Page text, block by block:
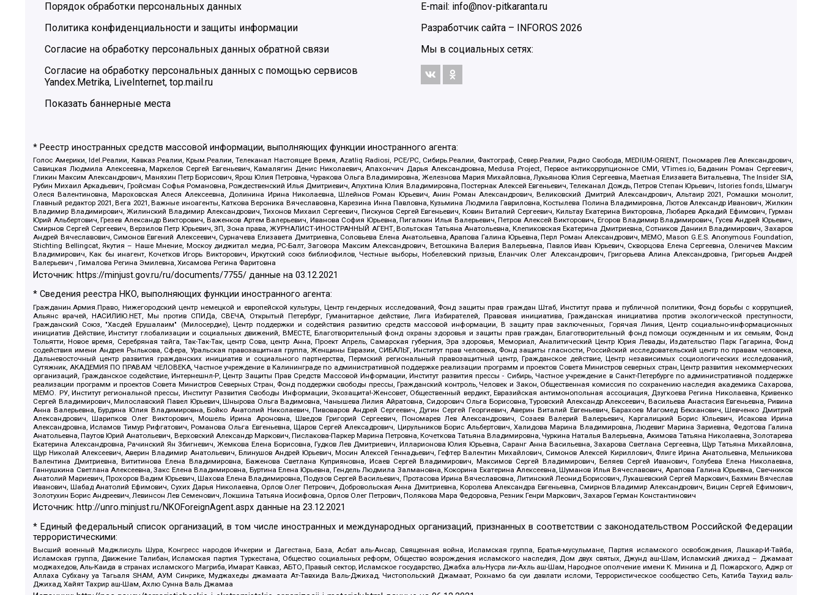
Порядок обработки персональных данных
Политика конфиденциальности и защиты информации
Согласие на обработку персональных данных обратной связи
Согласие на обработку персональных данных с помощью сервисов
Yandex.Metrika, LiveInternet, top.mail.ru
Показать баннерные места
E-mail: info@nov-pitkaranta.ru
Разработчик сайта – INFOROS 2026
Мы в социальных сетях:
* Реестр иностранных средств массовой информации, выполняющих функции иностранного агента:
Голос Америки, Idel.Реалии, Кавказ.Реалии, Крым.Реалии, Телеканал Настоящее Время, Azatliq Radiosi, PCE/PC, Сибирь.Реалии, Фактограф, Север.Реалии, Радио Свобода, MEDIUM-ORIENT, Пономарев Лев Александрович,
Савицкая Людмила Алексеевна, Маркелов Сергей Евгеньевич, Камалягин Денис Николаевич, Апахончич Дарья Александровна, Medusa Project, Первое антикоррупционное СМИ, VTimes.io, Баданин Роман Сергеевич,
Гликин Максим Александрович, Маняхин Петр Борисович, Ярош Юлия Петровна, Чуракова Ольга Владимировна, Железнова Мария Михайловна, Лукьянова Юлия Сергеевна, Маетная Елизавета Витальевна, The Insider SIA,
Рубин Михаил Аркадьевич, Гройсман Софья Романовна, Рождественский Илья Дмитриевич, Апухтина Юлия Владимировна, Постернак Алексей Евгеньевич, Телеканал Дождь, Петров Степан Юрьевич, Istories fonds, Шмагун
Олеся Валентиновна, Мароховская Алеся Алексеевна, Долинина Ирина Николаевна, Шлейнов Роман Юрьевич, Анин Роман Александрович, Великовский Дмитрий Александрович, Альтаир 2021, Ромашки монолит,
Главный редактор 2021, Вега 2021, Важные иноагенты, Каткова Вероника Вячеславовна, Карезина Инна Павловна, Кузьмина Людмила Гавриловна, Костылева Полина Владимировна, Лютов Александр Иванович, Жилкин
Владимир Владимирович, Жилинский Владимир Александрович, Тихонов Михаил Сергеевич, Пискунов Сергей Евгеньевич, Ковин Виталий Сергеевич, Кильтау Екатерина Викторовна, Любарев Аркадий Ефимович, Гурман
Юрий Альбертович, Грезев Александр Викторович, Важенков Артем Валерьевич, Иванова София Юрьевна, Пигалкин Илья Валерьевич, Петров Алексей Викторович, Егоров Владимир Владимирович, Гусев Андрей Юрьевич,
Смирнов Сергей Сергеевич, Верзилов Петр Юрьевич, ЗП, Зона права, ЖУРНАЛИСТ-ИНОСТРАННЫЙ АГЕНТ, Вольтская Татьяна Анатольевна, Клепиковская Екатерина Дмитриевна, Сотников Даниил Владимирович, Захаров
Андрей Вячеславович, Симонов Евгений Алексеевич, Сурначева Елизавета Дмитриевна, Соловьева Елена Анатольевна, Арапова Галина Юрьевна, Перл Роман Александрович, МЕМО, Mason G.E.S. Anonymous Foundation,
Stichting Bellingcat, Якутия – Наше Мнение, Москоу диджитал медиа, РС-Балт, Заговора Максим Александрович, Ветошкина Валерия Валерьевна, Павлов Иван Юрьевич, Скворцова Елена Сергеевна, Оленичев Максим
Владимирович, Как бы инагент, Кочетков Игорь Викторович, Иркутский союз библиофилов, Честные выборы, Нобелевский призыв, Еланчик Олег Александрович, Григорьева Алина Александровна, Григорьев Андрей
Валерьевич , Гималова Регина Эмилевна, Хисамова Регина Фаритовна
Источник: https://minjust.gov.ru/ru/documents/7755/ данные на03.12.2021
* Сведения реестра НКО, выполняющих функции иностранного агента:
Гражданин.Армия.Право, Нижегородский центр немецкой и европейской культуры, Центр гендерных исследований, Фонд защиты прав граждан Штаб, Институт права и публичной политики, Фонд борьбы с коррупцией,
Альянс врачей, НАСИЛИЮ.НЕТ, Мы против СПИДа, СВЕЧА, Открытый Петербург, Гуманитарное действие, Лига Избирателей, Правовая инициатива, Гражданская инициатива против экологической преступности,
Гражданский Союз, "Хасдей Ерушалаим" (Милосердие), Центр поддержки и содействия развитию средств массовой информации, В защиту прав заключенных, Горячая Линия, Центр социально-информационных
инициатив Действие, Институт глобализации и социальных движений, ВМЕСТЕ, Благотворительный фонд охраны здоровья и защиты прав граждан, Благотворительный фонд помощи осужденным и их семьям, Фонд
Тольятти, Новое время, Серебряная тайга, Так-Так-Так, центр Сова, центр Анна, Проект Апрель, Самарская губерния, Эра здоровья, Мемориал, Аналитический Центр Юрия Левады, Издательство Парк Гагарина, Фонд
содействия имени Андрея Рылькова, Сфера, Уральская правозащитная группа, Женщины Евразии, СИБАЛЬТ, Институт прав человека, Фонд защиты гласности, Российский исследовательский центр по правам человека,
Дальневосточный центр развития гражданских инициатив и социального партнерства, Пермский региональный правозащитный центр, Гражданское действие, Центр независимых социологических исследований,
Сутяжник, АКАДЕМИЯ ПО ПРАВАМ ЧЕЛОВЕКА, Частное учреждение в Калининграде по административной поддержке реализации программ и проектов Совета Министров северных стран, Центр развития некоммерческих
организаций, Гражданское содействие, Интернешнл-Р, Центр Защиты Прав Средств Массовой Информации, Институт развития прессы - Сибирь, Частное учреждение в Санкт-Петербурге по административной поддержке
реализации программ и проектов Совета Министров Северных Стран, Фонд поддержки свободы прессы, Гражданский контроль, Человек и Закон, Общественная комиссия по сохранению наследия академика Сахарова,
МЕМО. РУ, Институт региональной прессы, Институт Развития Свободы Информации, Экозащита!-Женсовет, Общественный вердикт, Евразийская антимонопольная ассоциация, Дзугкоева Регина Николаевна, Кривенко
Сергей Владимирович, Милославский Павел Юрьевич, Шнырова Ольга Вадимовна, Чанышева Лилия Айратовна, Сидорович Ольга Борисовна, Туровский Александр Алексеевич, Васильева Анастасия Евгеньевна, Ривина
Анна Валерьевна, Бурдина Юлия Владимировна, Бойко Анатолий Николаевич, Пивоваров Андрей Сергеевич, Дугин Сергей Георгиевич, Аверин Виталий Евгеньевич, Барахоев Магомед Бекханович, Шевченко Дмитрий
Александрович, Шарипков Олег Викторович, Мошель Ирина Ароновна, Шведов Григорий Сергеевич, Пономарев Лев Александрович, Созаев Валерий Валерьевич, Каргалицкий Борис Юльевич, Исакова Ирина
Александровна, Исламов Тимур Рифгатович, Романова Ольга Евгеньевна, Щаров Сергей Алексадрович, Цирульников Борис Альбертович, Халидова Марина Владимировна, Людевиг Марина Зариевна, Федотова Галина
Анатольевна, Паутов Юрий Анатольевич, Верховский Александр Маркович, Пислакова-Паркер Марина Петровна, Кочеткова Татьяна Владимировна, Чуркина Наталья Валерьевна, Акимова Татьяна Николаевна, Золотарева
Екатерина Александровна, Рачинский Ян Збигневич, Жемкова Елена Борисовна, Гудков Лев Дмитриевич, Илларионова Юлия Юрьевна, Саранг Анна Васильевна, Захарова Светлана Сергеевна, Щур Татьяна Михайловна,
Щур Николай Алексеевич, Аверин Владимир Анатольевич, Блинушов Андрей Юрьевич, Мосин Алексей Геннадьевич, Гефтер Валентин Михайлович, Симонов Алексей Кириллович, Флиге Ирина Анатольевна, Мельникова
Валентина Дмитриевна, Вититинова Елена Владимировна, Баженова Светлана Куприяновна, Исаев Сергей Владимирович, Максимов Сергей Владимирович, Беляев Сергей Иванович, Голубева Елена Николаевна,
Ганнушкина Светлана Алексеевна, Закс Елена Владимировна, Буртина Елена Юрьевна, Гендель Людмила Залмановна, Кокорина Екатерина Алексеевна, Шуманов Илья Вячеславович, Арапова Галина Юрьевна, Свечников
Анатолий Мариевич, Прохоров Вадим Юрьевич, Шахова Елена Владимировна, Подузов Сергей Васильевич, Протасова Ирина Вячеславовна, Литинский Леонид Борисович, Лукашевский Сергей Маркович, Бахмин Вячеслав
Иванович, Шабад Анатолий Ефимович, Сухих Дарья Николаевна, Орлов Олег Петрович, Добровольская Анна Дмитриевна, Королева Александра Евгеньевна, Смирнов Владимир Александрович, Вицин Сергей Ефимович,
Золотухин Борис Андреевич, Левинсон Лев Семенович, Локшина Татьяна Иосифовна, Орлов Олег Петрович, Полякова Мара Федоровна, Резник Генри Маркович, Захаров Герман Константинович
Источник: http://unro.minjust.ru/NKOForeignAgent.aspx данные на23.12.2021
* Единый федеральный список организаций, в том числе иностранных и международных организаций, признанных в соответствии с законодательством Российской Федерации
террористическими:
Высший военный Маджлисуль Шура, Конгресс народов Ичкерии и Дагестана, База, Асбат аль-Ансар, Священная война, Исламская группа, Братья-мусульмане, Партия исламского освобождения, Лашкар-И-Тайба,
Исламская группа, Движение Талибан, Исламская партия Туркестана, Общество социальных реформ, Общество возрождения исламского наследия, Дом двух святых, Джунд аш-Шам, Исламский джихад – Джамаат
моджахедов, Аль-Каида в странах исламского Магриба, Имарат Кавказ, АБТО, Правый сектор, Исламское государство, Джабха аль-Нусра ли-Ахль аш-Шам, Народное ополчение имени К. Минина и Д. Пожарского, Аджр от
Аллаха Субхану уа Тагьаля SHAM, АУМ Синрике, Муджахеды джамаата Ат-Тавхида Валь-Джихад, Чистопольский Джамаат, Рохнамо ба суи давлати исломи, Террористическое сообщество Сеть, Катиба Таухид валь-
Джихад, Хайят Тахрир аш-Шам, Ахлю Сунна Валь Джамаа